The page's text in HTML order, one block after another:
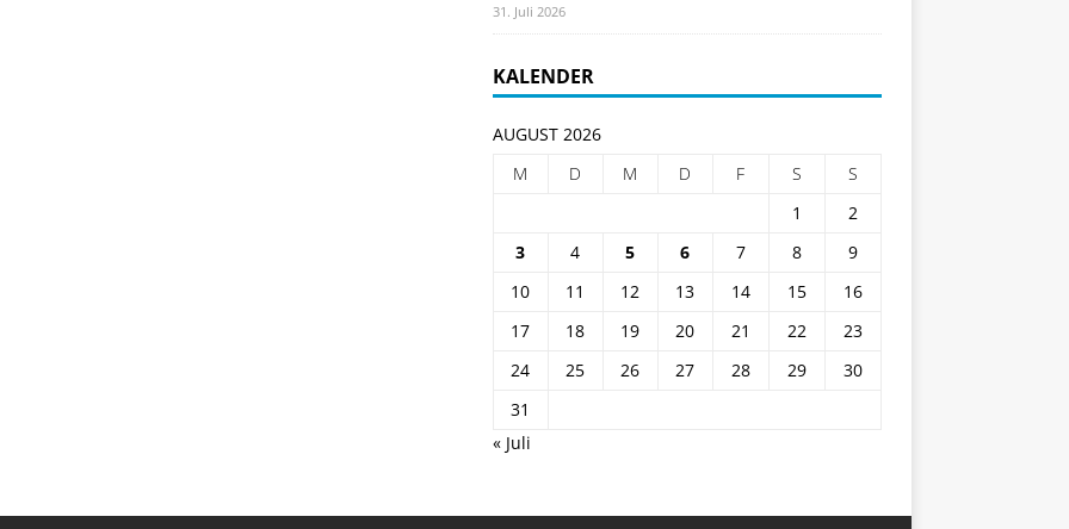
31. Juli 2026
KALENDER
AUGUST 2026
M
D M D F S
S
1
2
3
4 5 6 7 8
9
10
11 12 13 14 15
16
17
18 19 20 21 22
23
24
25 26 27 28 29
30
31
« Juli